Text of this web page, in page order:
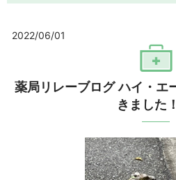
2022/06/01
薬局リレーブログ ハイ・エ
きました